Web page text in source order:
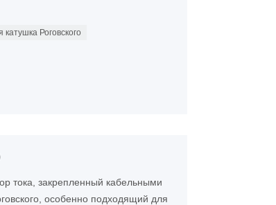
катушка Роговского
тока, закрепленный кабельными
особенно подходящий для